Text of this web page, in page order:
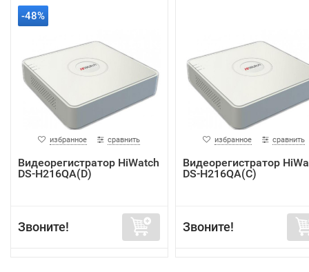
-48%
избранное сравнить
Видеорегистратор HiWatch
DS-H216QA(D)
Звоните!
избранное сравнить
Видеорегистратор
DS-H216QA(C)
Звоните!